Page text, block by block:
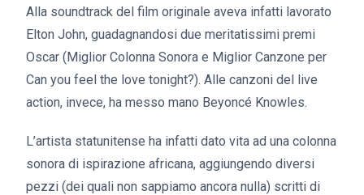
Alla soundtrack del film originale aveva infatti lavorato
Elton John, guadagnandosi due meritatissimi premi
Oscar (Miglior Colonna Sonora e Miglior Canzone per
Can you feel the love tonight?). Alle canzoni del live
action, invece, ha messo mano Beyoncé Knowles.
L’artista statunitense ha infatti dato vita ad una colonna
sonora di ispirazione africana, aggiungendo diversi
pezzi (dei quali non sappiamo ancora nulla) scritti di